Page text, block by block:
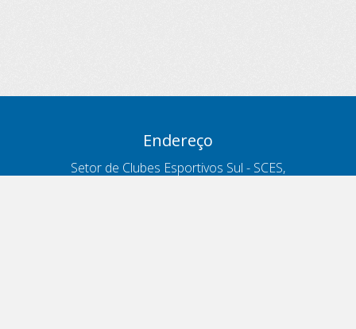
Endereço
Setor de Clubes Esportivos Sul - SCES,